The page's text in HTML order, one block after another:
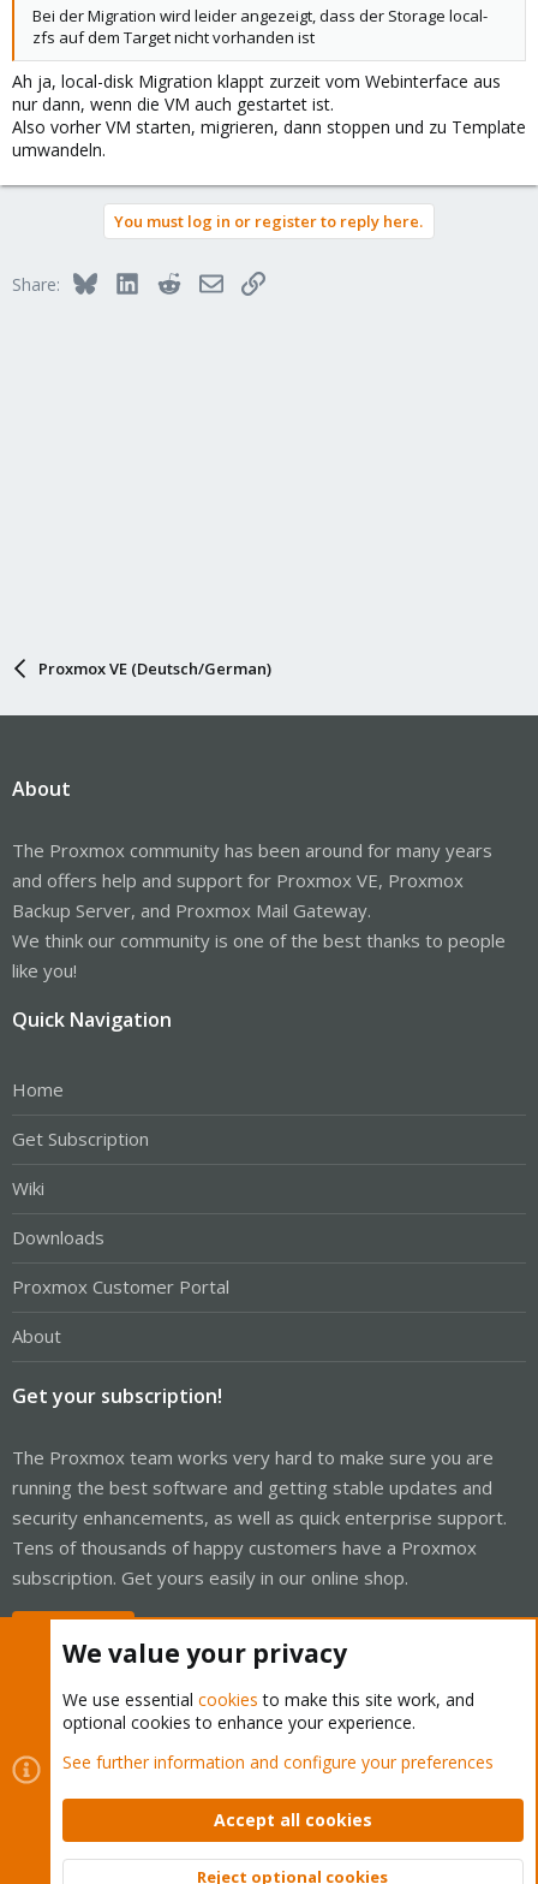
Bei der Migration wird leider angezeigt, dass der Storage local-
zfs auf dem Target nicht vorhanden ist
Ah ja, local-disk Migration klappt zurzeit vom Webinterface aus
nur dann, wenn die VM auch gestartet ist.
Also vorher VM starten, migrieren, dann stoppen und zu Template
umwandeln.
You must log in or register to reply here.
Share: BlueskyLinkedInRedditEmailLink
Proxmox VE (Deutsch/German)
About
The Proxmox community has been around for many years
and offers help and support for Proxmox VE, Proxmox
Backup Server, and Proxmox Mail Gateway.
We think our community is one of the best thanks to people
like you!
Quick Navigation
Home
Get Subscription
Wiki
Downloads
Proxmox Customer Portal
About
Get your subscription!
The Proxmox team works very hard to make sure you are
running the best software and getting stable updates and
security enhancements, as well as quick enterprise support.
Tens of thousands of happy customers have a Proxmox
subscription. Get yours easily in our online shop.
Cookies
Proxmox Support Forum - Light Mode
Contact us
Terms and rules Privacy policy Help Home
Community platform by XenForo © 2010-2026 XenForo Ltd.
We value your privacy
We use essential cookies to make this site work, and
optional cookies to enhance your experience.
See further information and configure your preferences
Accept all cookies
Reject optional cookies